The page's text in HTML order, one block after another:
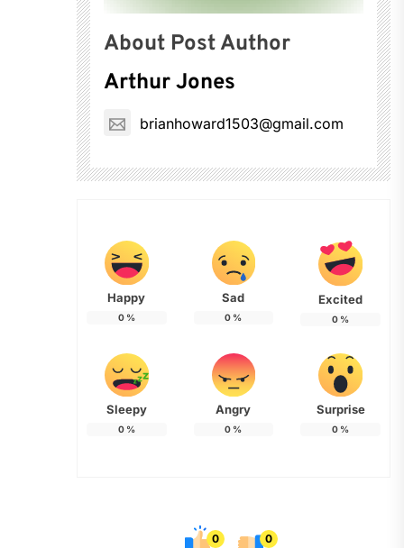
About Post Author
Arthur Jones
brianhoward1503@gmail.com
Happy
0%
Sad
0 %
Excited
0 %
Sleepy
0%
Angry
0 %
Surprise
0 %
0 0